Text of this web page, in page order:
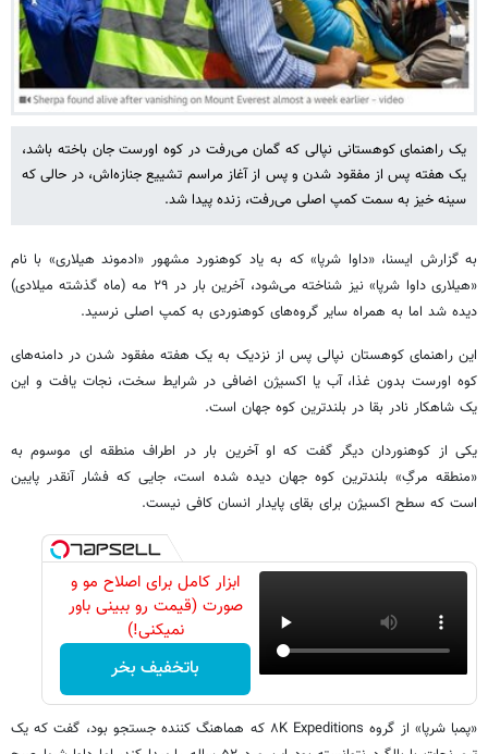
یک راهنمای کوهستانی نپالی که گمان می‌رفت در کوه اورست جان باخته باشد،
یک هفته پس از مفقود شدن و پس از آغاز مراسم تشییع جنازه‌اش، در حالی که
سینه خیز به سمت کمپ اصلی می‌رفت، زنده پیدا شد.
به گزارش ایسنا، «داوا شرپا» که به یاد کوهنورد مشهور «ادموند هیلاری» با نام
«هیلاری داوا شرپا» نیز شناخته می‌شود، آخرین بار در ۲۹ مه (ماه گذشته میلادی)
دیده شد اما به همراه سایر گروه‌های کوهنوردی به کمپ اصلی نرسید.
این راهنمای کوهستان نپالی پس از نزدیک به یک هفته مفقود شدن در دامنه‌های
کوه اورست بدون غذا، آب یا اکسیژن اضافی در شرایط سخت، نجات یافت و این
یک شاهکار نادر بقا در بلندترین کوه جهان است.
یکی از کوهنوردان دیگر گفت که او آخرین بار در اطراف منطقه ای موسوم به
«منطقه مرگِ» بلندترین کوه جهان دیده شده است، جایی که فشار آنقدر پایین
است که سطح اکسیژن برای بقای پایدار انسان کافی نیست.
ابزار کامل برای اصلاح مو و
صورت (قیمت رو ببینی باور
نمیکنی!)
باتخفیف بخر
«پمبا شرپا» از گروه ۸K Expeditions که هماهنگ کننده جستجو بود، گفت که یک